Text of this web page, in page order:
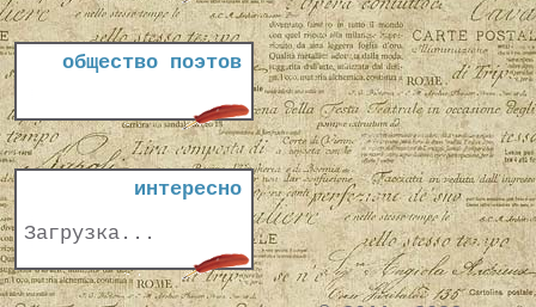
общество поэтов
интересно
Загрузка...